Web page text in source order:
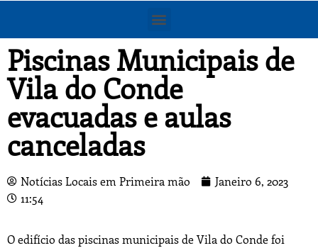
Piscinas Municipais de
Vila do Conde
evacuadas e aulas
canceladas
Notícias Locais em Primeira mão
Janeiro 6, 2023
11:54
O edifício das piscinas municipais de Vila do Conde foi